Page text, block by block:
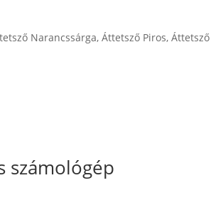
Narancssárga,Áttetsző Piros,
számológép